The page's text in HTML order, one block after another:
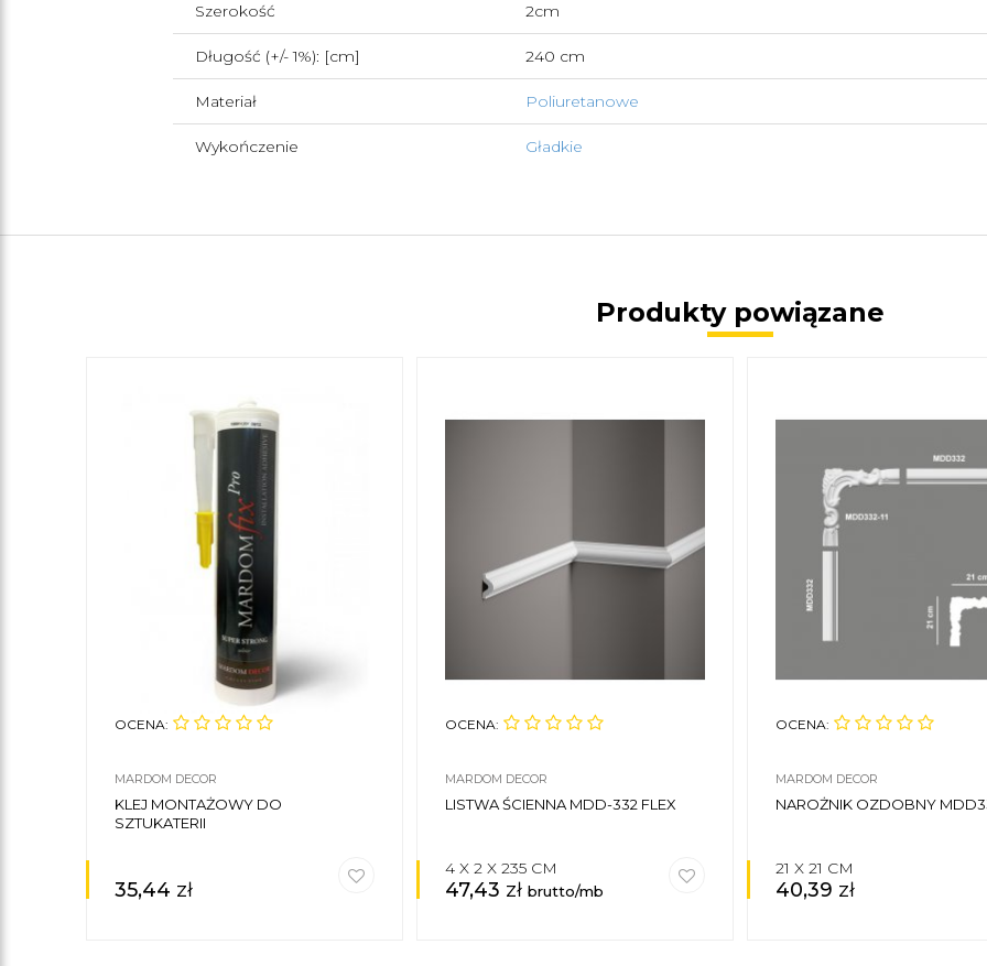
Szerokość 2cm
Długość (+/- 1%): [cm] 240 cm
Materiał Poliuretanowe
Wykończenie Gładkie
Produkty powiązane
OCENA:
MARDOM DECOR
KLEJ MONTAŻOWY DO
SZTUKATERII
35,44 zł
OCENA:
MARDOM DECOR
LISTWA ŚCIENNA MDD-332 FLEX
4 X 2 X 235 CM
47,43 zł brutto/mb
OCENA:
MARDOM DECOR
NAROŻNIK OZDOBNY
21 X 21 CM
40,39 zł